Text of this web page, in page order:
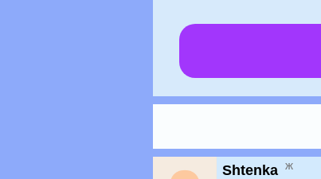
Shtenka ж